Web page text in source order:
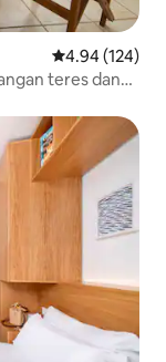
Penarafan
4.94 (124)
teres dan